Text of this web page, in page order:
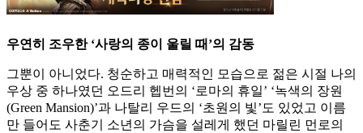
우연히 조우한 ‘사랑의 종이 울릴 때’의 감동
그뿐이 아니었다. 청순하고 매력적인 모습으로 젊은 시절 나의
우상 중 하나였던 오드리 헵번의 ‘로마의 휴일’ ‘녹색의 장원
(Green Mansion)’과 나탈리 우드의 ‘초원의 빛’도 있었고 이름
만 들어도 사춘기 소년의 가슴을 설레게 했던 마릴린 먼로의